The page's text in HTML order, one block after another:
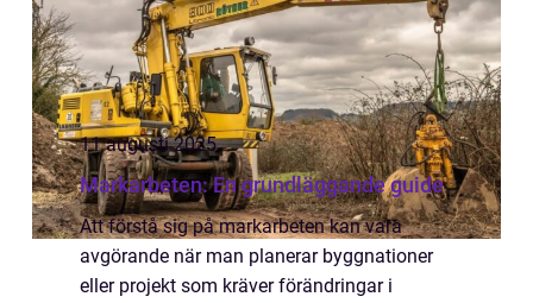
11 augusti 2025
Markarbeten: En grundläggande guide
Att förstå sig på markarbeten kan vara
avgörande när man planerar byggnationer
eller projekt som kräver förändringar i